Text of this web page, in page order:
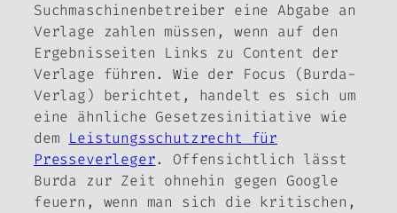
Suchmaschinenbetreiber eine Abgabe an
Verlage zahlen müssen, wenn auf den
Ergebnisseiten Links zu Content der
Verlage führen. Wie der Focus (Burda-
Verlag) berichtet, handelt es sich um
eine ähnliche Gesetzesinitiative wie
dem Leistungsschutzrecht für
Presseverleger. Offensichtlich lässt
Burda zur Zeit ohnehin gegen Google
feuern, wenn man sich die kritischen,